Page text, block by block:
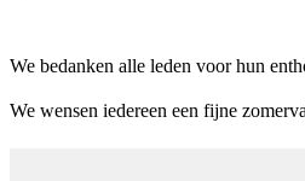
We bedanken alle leden voor hun
We wensen iedereen een fijne